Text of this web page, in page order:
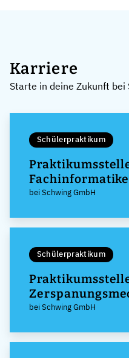
Karriere
Starte in deine Zukunft bei
Schülerpraktikum
bei Schwing GmbH
Schülerpraktikum
bei Schwing GmbH